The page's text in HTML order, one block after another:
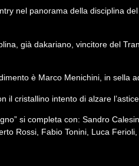
nel panorama della disciplina
già dakariano, vincitore del
è Marco Menichini, in sella
cristallino intento di alzare
si completa con: Sandro
Rossi, Fabio Tonini, Luca